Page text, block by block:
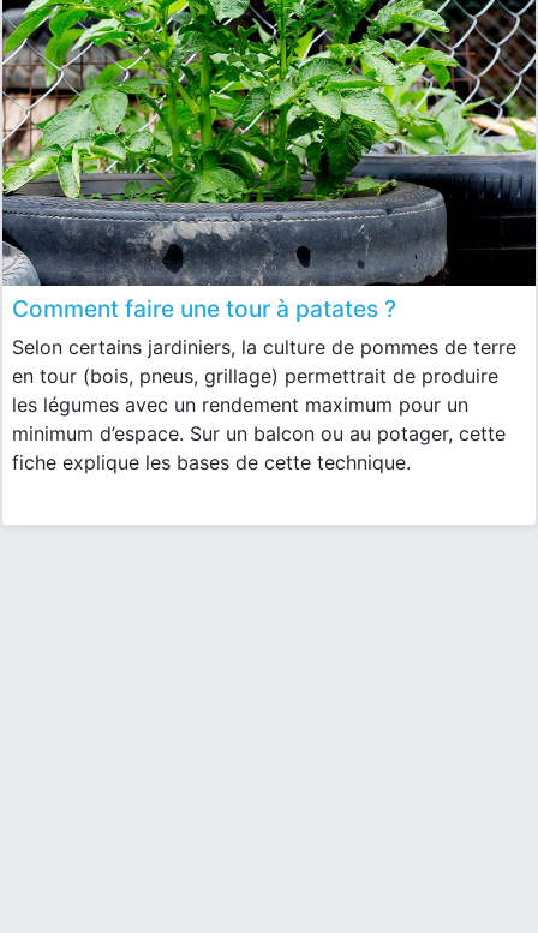
Comment faire une tour à patates ?
Selon certains jardiniers, la culture de pommes de terre
en tour (bois, pneus, grillage) permettrait de produire
les légumes avec un rendement maximum pour un
minimum d’espace. Sur un balcon ou au potager, cette
fiche explique les bases de cette technique.